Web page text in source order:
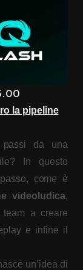
la pipeline
passi da una
In questo
come è
videoludica,
team a creare
e infine il
un’idea di